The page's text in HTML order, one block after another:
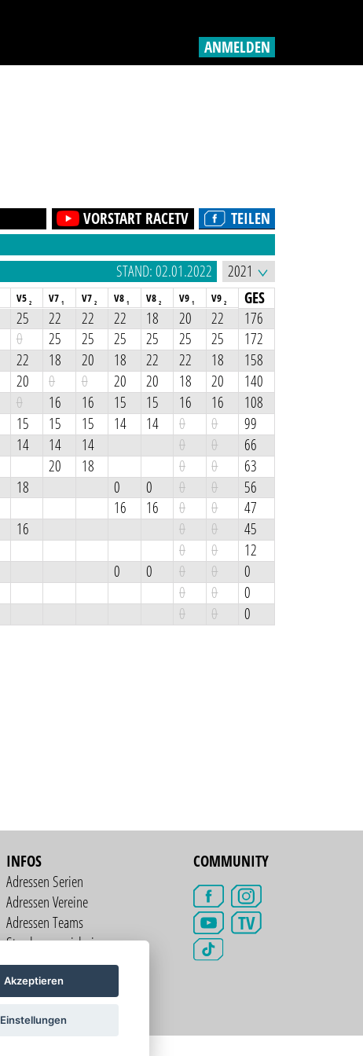
ANMELDEN
TEILEN
VORSTART RACETV
STAND: 02.01.2022
V5 2 V7 1 V7 2 V8 1 V8 2 V9 1 V9 2
GES
25 22 22 22 18 20 22
176
0 25 25 25 25 25 25
172
22 18 20 18 22 22 18
158
20 0 0 20 20 18 20
140
0 16 16 15 15 16 16
108
15 15 15 14 14 0 0
99
14 14 14 0 0
66
20 18 0 0
63
18 0 0 0 0
56
16 16 0 0
47
16 0 0
45
0 0
12
0 0 0 0
0
0 0
0
0 0
0
INFOS
Adressen Serien
Adressen Vereine
Adressen Teams
Streckenverzeichnis
COMMUNITY
TV
Akzeptieren
Einstellungen